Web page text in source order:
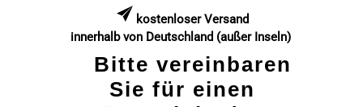
kostenloser Versand
innerhalb von Deutschland (außer Inseln)
Bitte vereinbaren
Sie für einen